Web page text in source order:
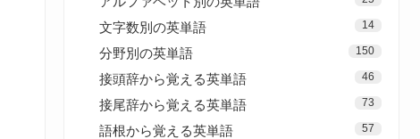
文字数別の英単語 14
分野別の英単語 150
接頭辞から覚える英単語 46
接尾辞から覚える英単語 73
語根から覚える英単語 57